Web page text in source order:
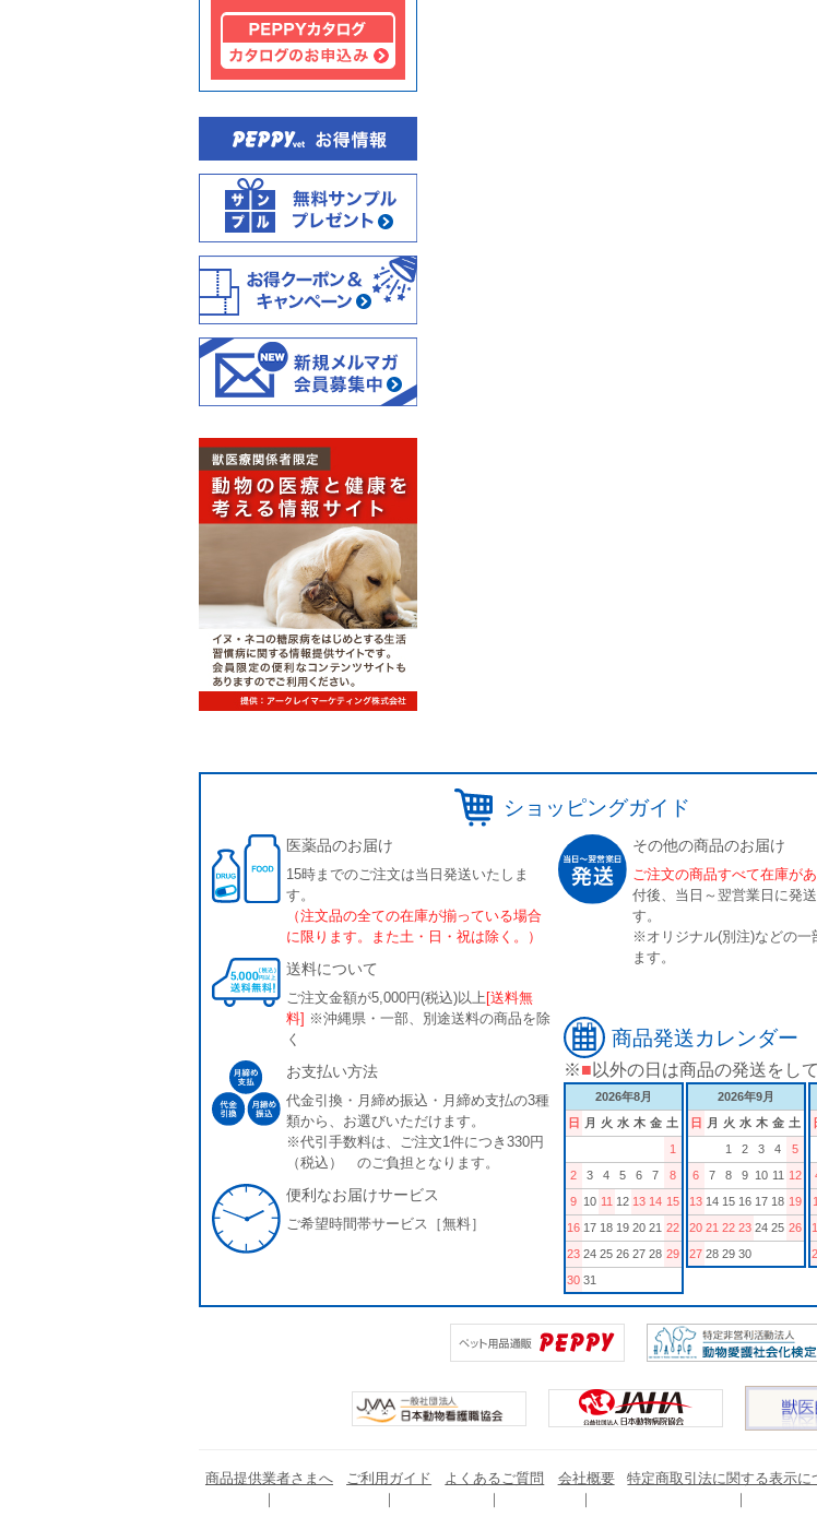
ショッピングガイド
医薬品のお届け
15時までのご注文は当日発送いたしま
す。
（注文品の全ての在庫が揃っている場合
に限ります。また土・日・祝は除く。）
送料について
ご注文金額が5,000円(税込)以上 [送料無
料] ※沖縄県・一部、別途送料の商品を除
く
お支払い方法
代金引換・月締め振込・月締め支払の3種
類から、お選びいただけます。
※代引手数料は、ご注文1件につき330円
（税込） のご負担となります。
便利なお届けサービス
ご希望時間帯サービス［無料］
その他の商品のお届け
ご注文の商品すべて在庫があ
付後、当日～翌営業日に発
す。
※オリジナル(別注)などの一
ます。
商品発送カレンダー
※■以外の日は商品の発送をし
2026年8月
日 月 火 水 木 金 土
1
2
3 4 5 6 7
8
9 10 11 12 13 14 15
16 17 18 19 20 21 22
23 24 25 26 27 28 29
30 31
2026年9月
日 月 火 水 木 金 土
1
2 3 4
5
6
7 8 9 10 11 12
13 14 15 16 17 18 19
20 21 22 23 24 25 26
27 28 29 30
商品提供業者さまへ ご利用ガイド よくあるご質問 会社概要 特定商取引法に関する表示に